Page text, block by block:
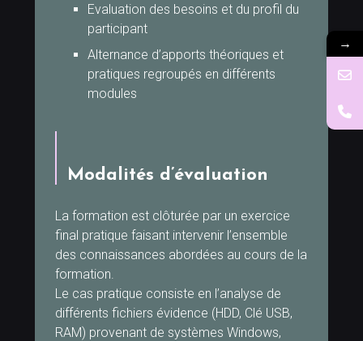
Evaluation des besoins et du profil du
participant
Alternance d’apports théoriques et
pratiques regroupés en différents
modules
Modalités d’évaluation
La formation est clôturée par un exercice
final pratique faisant intervenir l’ensemble
des connaissances abordées au cours de la
formation.
Le cas pratique consiste en l’analyse de
différents fichiers évidence (HDD, Clé USB,
RAM) provenant de systèmes Windows,
→